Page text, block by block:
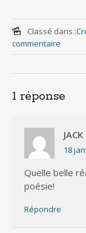
Classé dans :
commentaire
1 réponse
JACK
18
Quelle belle
poésie!
Répondre